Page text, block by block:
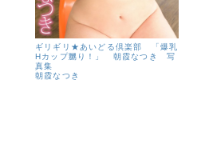
ギリギリ★あいどる倶楽部 「爆乳
Hカップ嬲り！」 朝霞なつき 写
真集
朝霞なつき